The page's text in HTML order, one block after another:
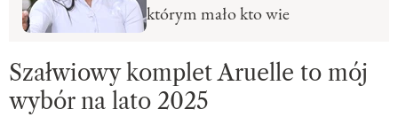
którym mało kto wie
Szałwiowy komplet Aruelle to mój
wybór na lato 2025